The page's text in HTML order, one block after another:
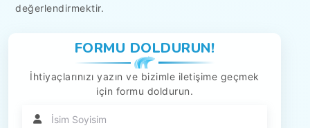
değerlendirmektir.
FORMU DOLDURUN!
İhtiyaçlarınızı yazın ve bizimle iletişime geçmek
için formu doldurun.